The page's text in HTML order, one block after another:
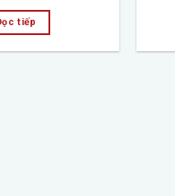
tiếp